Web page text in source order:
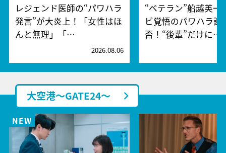
レジェンド医師の“パワハラ
発言”が大炎上！「女性はほ
んと無理」「…
2026.08.06
“ベテラン”船越英一
ビ覚悟のパワハラ謝
否！“後輩”だけに…
大空港～GATE24～